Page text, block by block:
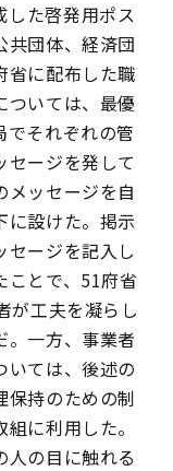
した啓発用ポス
共団体、経済団
省に配布した職
ついては、最優
それぞれの管
ージを発して
メッセージを自
に設けた。掲示
ージを記入し
ことで、51府省
が工夫を凝らし
。一方、事業者
いては、後述の
保持のための制
に利用した。
人の目に触れる